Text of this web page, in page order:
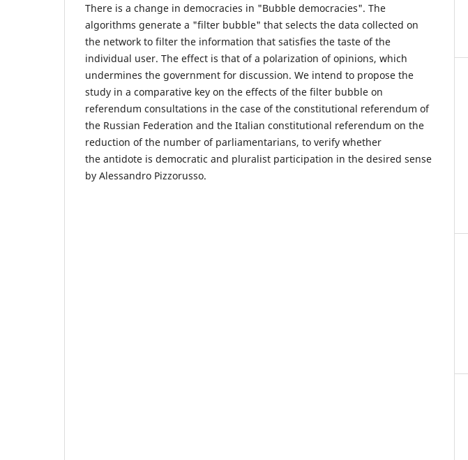
There is a change in democracies in "Bubble democracies". The
algorithms generate a "filter bubble" that selects the data collected on
the network to filter the information that satisfies the taste of the
individual user. The effect is that of a polarization of opinions, which
undermines the government for discussion. We intend to propose the
study in a comparative key on the effects of the filter bubble on
referendum consultations in the case of the constitutional referendum of
the Russian Federation and the Italian constitutional referendum on the
reduction of the number of parliamentarians, to verify whether
the antidote is democratic and pluralist participation in the desired sense
by Alessandro Pizzorusso.